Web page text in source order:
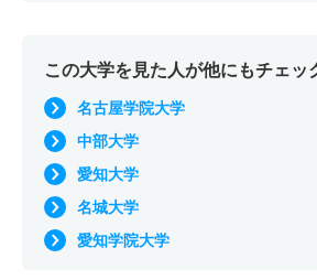
この大学を見た人が他にもチェッ
名古屋学院大学
中部大学
愛知大学
名城大学
愛知学院大学